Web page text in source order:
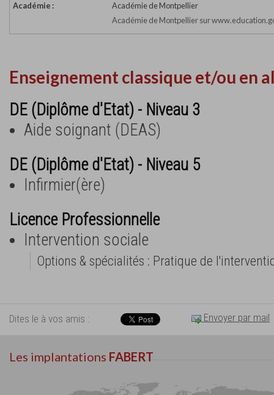
Académie :
Académie de Montpellier
Académie de Montpellier sur
Enseignement classique et/ou en
DE (Diplôme d'Etat) - Niveau 3
Aide soignant (DEAS)
DE (Diplôme d'Etat) - Niveau 5
Infirmier(ère)
Licence Professionnelle
Intervention sociale
Options & spécialités : Pratique de
Dites le à vos amis : Envoyer par mail
Les implantations FABERT